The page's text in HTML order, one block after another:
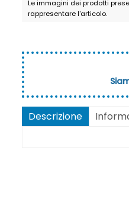
Le immagini dei prodotti
rappresentare l'articolo.
Descrizione